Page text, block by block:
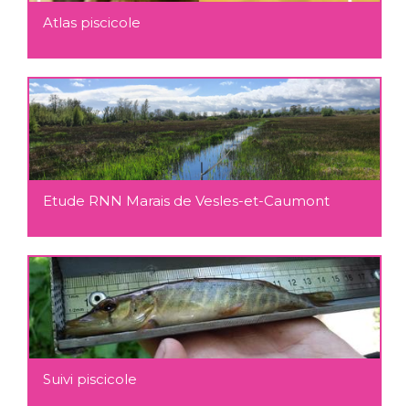
Atlas piscicole
Etude RNN Marais de Vesles-et-Caumont
Suivi piscicole